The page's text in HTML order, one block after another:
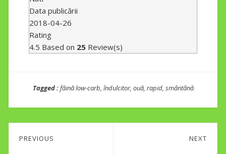
Data publicării
2018-04-26
Rating
4.5 Based on 25 Review(s)
Tagged :făină low-carb îndulcitor, ouă, rapid, smântână
Post
PREVIOUS NEXT